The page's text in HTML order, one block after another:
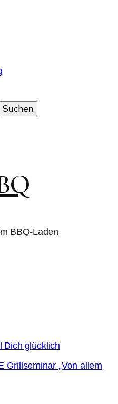
BBQ-Laden
Dich glücklich
Grillseminar „Von allem